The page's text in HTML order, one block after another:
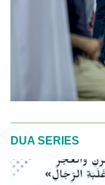
DUA SERIES